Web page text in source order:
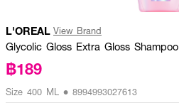
L'OREAL View Brand
Glycolic Gloss Extra Gloss Shampoo
฿189
Size 400 ML • 8994993027613